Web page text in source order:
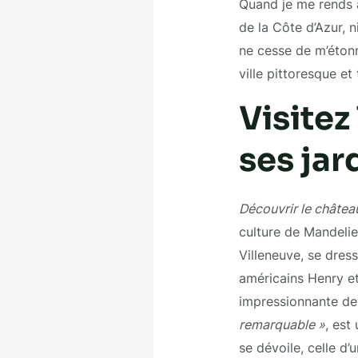
Quand je me
de la Côte d’Azur,
ne cesse de
ville pittoresque et
Visitez
ses
Découvrir le
culture de
Villeneuve, se
américains Henry
impressionnante
remarquable », est
se dévoile, celle